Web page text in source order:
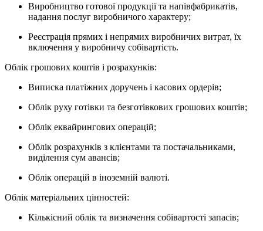
Виробництво готової продукції та напівфабрикатів,
надання послуг виробничого характеру;
Реєстрація прямих і непрямих виробничих витрат, їх
включення у виробничу собівартість.
Облік грошових коштів і розрахунків:
Виписка платіжних доручень і касових ордерів;
Облік руху готівки та безготівкових грошових коштів;
Облік еквайрингових операцій;
Облік розрахунків з клієнтами та постачальниками,
виділення сум авансів;
Облік операцій в іноземній валюті.
Облік матеріальних цінностей:
Кількісний облік та визначення собівартості запасів;